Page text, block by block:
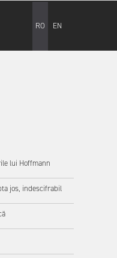
RO EN
lui Hoffmann
jos, indescifrabil